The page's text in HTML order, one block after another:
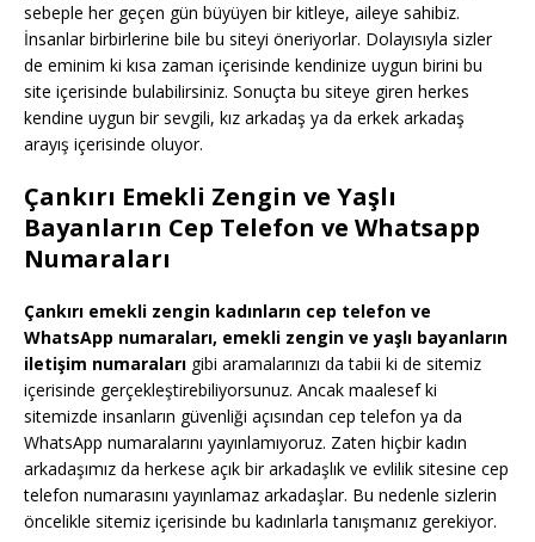
sebeple her geçen gün büyüyen bir kitleye, aileye sahibiz.
İnsanlar birbirlerine bile bu siteyi öneriyorlar. Dolayısıyla sizler
de eminim ki kısa zaman içerisinde kendinize uygun birini bu
site içerisinde bulabilirsiniz. Sonuçta bu siteye giren herkes
kendine uygun bir sevgili, kız arkadaş ya da erkek arkadaş
arayış içerisinde oluyor.
Çankırı Emekli Zengin ve Yaşlı
Bayanların Cep Telefon ve Whatsapp
Numaraları
Çankırı emekli zengin kadınların cep telefon ve
WhatsApp numaraları, emekli zengin ve yaşlı bayanların
iletişim numaraları gibi aramalarınızı da tabii ki de sitemiz
içerisinde gerçekleştirebiliyorsunuz. Ancak maalesef ki
sitemizde insanların güvenliği açısından cep telefon ya da
WhatsApp numaralarını yayınlamıyoruz. Zaten hiçbir kadın
arkadaşımız da herkese açık bir arkadaşlık ve evlilik sitesine cep
telefon numarasını yayınlamaz arkadaşlar. Bu nedenle sizlerin
öncelikle sitemiz içerisinde bu kadınlarla tanışmanız gerekiyor.